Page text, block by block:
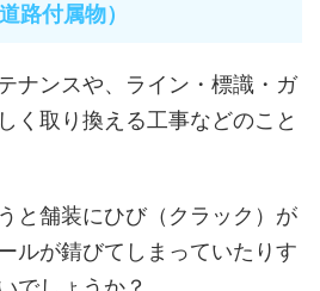
路付属物）
ナンスや、ライン・標識・ガ
く取り換える工事などのこと
と舗装にひび（クラック）が
ルが錆びてしまっていたりす